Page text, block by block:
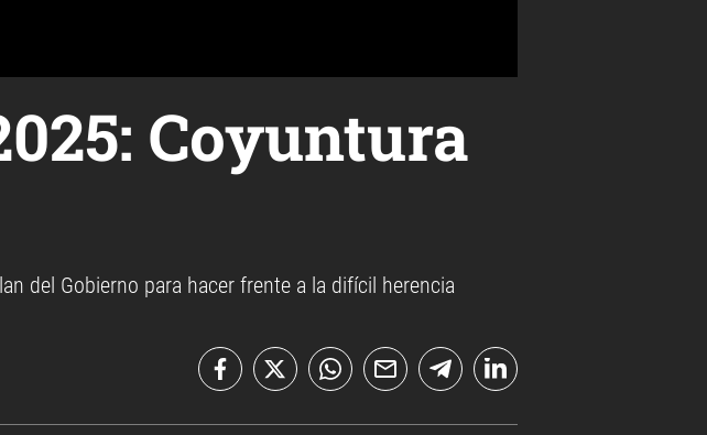
Coyuntura
del Gobierno para hacer frente a la difícil herencia